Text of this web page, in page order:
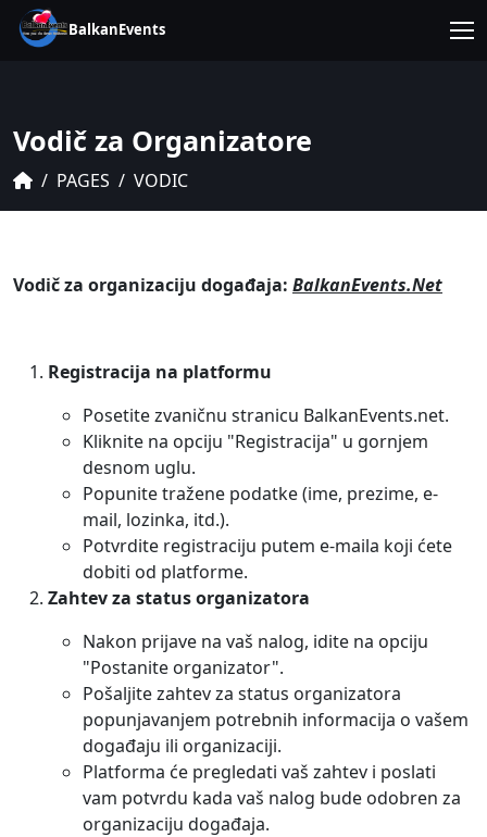
BalkanEvents
Vodič za Organizatore
PAGES VODIC
Vodič za organizaciju događaja: BalkanEvents.Net
Registracija na platformu
Posetite zvaničnu stranicu BalkanEvents.net.
Kliknite na opciju "Registracija" u gornjem
desnom uglu.
Popunite tražene podatke (ime, prezime, e-
mail, lozinka, itd.).
Potvrdite registraciju putem e-maila koji ćete
dobiti od platforme.
Zahtev za status organizatora
Nakon prijave na vaš nalog, idite na opciju
"Postanite organizator".
Pošaljite zahtev za status organizatora
popunjavanjem potrebnih informacija o vašem
događaju ili organizaciji.
Platforma će pregledati vaš zahtev i poslati
vam potvrdu kada vaš nalog bude odobren za
organizaciju događaja.